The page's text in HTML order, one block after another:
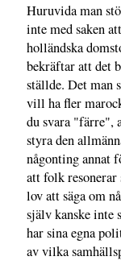
Huruvida man
inte med saken
holländska
bekräftar att det
ställde. Det man
vill ha fler
du svara "färre",
styra den
någonting annat
att folk
lov att säga om
själv kanske inte
har sina egna
av vilka